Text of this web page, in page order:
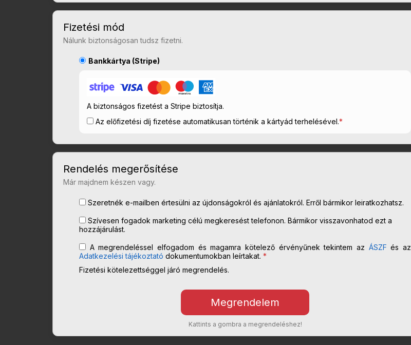
Fizetési mód
Nálunk biztonságosan tudsz fizetni.
Bankkártya (Stripe)
A biztonságos fizetést a Stripe biztosítja.
Az előfizetési díj fizetése automatikusan történik a kártyád terhelésével.*
Rendelés megerősítése
Már majdnem készen vagy.
Szeretnék e-mailben értesülni az újdonságokról és ajánlatokról. Erről bármikor leiratkozhatsz.
Szívesen fogadok marketing célú megkeresést telefonon. Bármikor visszavonhatod ezt a
hozzájárulást.
A megrendeléssel elfogadom és magamra kötelező érvényűnek tekintem az ÁSZF és az
Adatkezelési tájékoztató dokumentumokban leírtakat. *
Fizetési kötelezettséggel járó megrendelés.
Kattints a gombra a megrendeléshez!